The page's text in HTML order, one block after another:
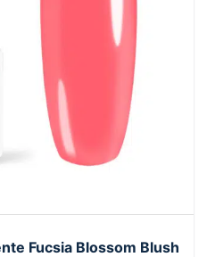
Fucsia Blossom Blush